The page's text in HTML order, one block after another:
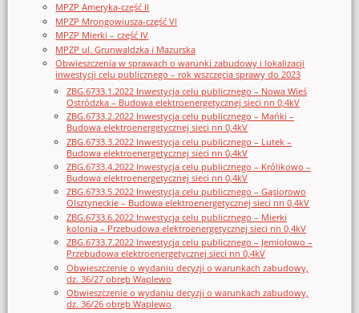
MPZP Ameryka-część II
MPZP Mrongowiusza-część VI
MPZP Mierki – część IV
MPZP ul. Grunwaldzka i Mazurska
Obwieszczenia w sprawach o warunki zabudowy i lokalizacji
inwestycji celu publicznego – rok wszczęcia sprawy do 2023
ZBG.6733.1.2022 Inwestycja celu publicznego – Nowa Wieś
Ostródzka – Budowa elektroenergetycznej sieci nn 0,4kV
ZBG.6733.2.2022 Inwestycja celu publicznego – Mańki –
Budowa elektroenergetycznej sieci nn 0,4kV
ZBG.6733.3.2022 Inwestycja celu publicznego – Lutek –
Budowa elektroenergetycznej sieci nn 0,4kV
ZBG.6733.4.2022 Inwestycja celu publicznego – Królikowo –
Budowa elektroenergetycznej sieci nn 0,4kV
ZBG.6733.5.2022 Inwestycja celu publicznego – Gąsiorowo
Olsztyneckie – Budowa elektroenergetycznej sieci nn 0,4kV
ZBG.6733.6.2022 Inwestycja celu publicznego – Mierki
kolonia – Przebudowa elektroenergetycznej sieci nn 0,4kV
ZBG.6733.7.2022 Inwestycja celu publicznego – Jemiołowo –
Przebudowa elektroenergetycznej sieci nn 0,4kV
Obwieszczenie o wydaniu decyzji o warunkach zabudowy,
dz. 36/27 obręb Waplewo
Obwieszczenie o wydaniu decyzji o warunkach zabudowy,
dz. 36/26 obręb Waplewo